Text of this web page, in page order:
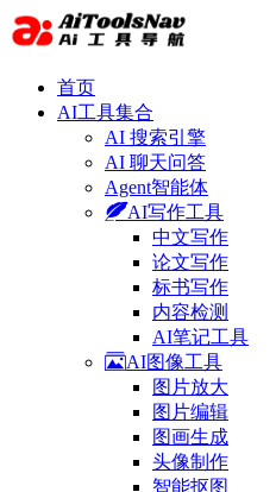
首页
AI工具集合
AI 搜索引擎
AI 聊天问答
Agent智能体
AI写作工具
中文写作
论文写作
标书写作
内容检测
AI笔记工具
AI图像工具
图片放大
图片编辑
图画生成
头像制作
智能抠图